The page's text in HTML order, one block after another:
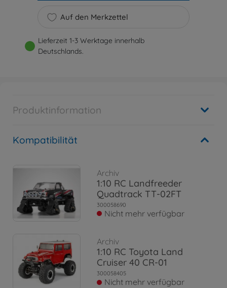
Auf den Merkzettel
Lieferzeit 1-3 Werktage innerhalb
Deutschlands.
Produktinformation
Kompatibilität
Archiv
1:10 RC Landfreeder
Quadtrack TT-02FT
300058690
Nicht mehr verfügbar
Archiv
1:10 RC Toyota Land
Cruiser 40 CR-01
300058405
Nicht mehr verfügbar